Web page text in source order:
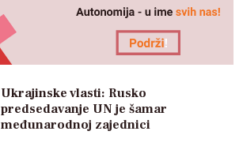
Ukrajinske vlasti: Rusko
predsedavanje UN je šamar
međunarodnoj zajednici